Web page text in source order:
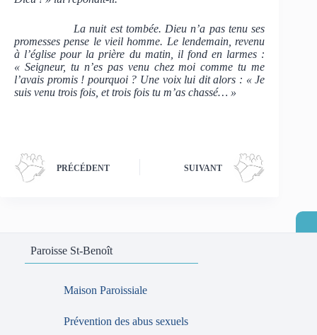
La nuit est tombée. Dieu n’a pas tenu ses
promesses pense le vieil homme. Le lendemain, revenu
à l’église pour la prière du matin, il fond en larmes :
« Seigneur, tu n’es pas venu chez moi comme tu me
l’avais promis ! pourquoi ? Une voix lui dit alors : « Je
suis venu trois fois, et trois fois tu m’as chassé… »
PRÉCÉDENT SUIVANT
Paroisse St-Benoît
Maison Paroissiale
Prévention des abus sexuels